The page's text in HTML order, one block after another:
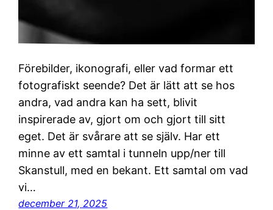
Förebilder, ikonografi, eller vad formar ett
fotografiskt seende? Det är lätt att se hos
andra, vad andra kan ha sett, blivit
inspirerade av, gjort om och gjort till sitt
eget. Det är svårare att se själv. Har ett
minne av ett samtal i tunneln upp/ner till
Skanstull, med en bekant. Ett samtal om vad
vi…
december 21, 2025